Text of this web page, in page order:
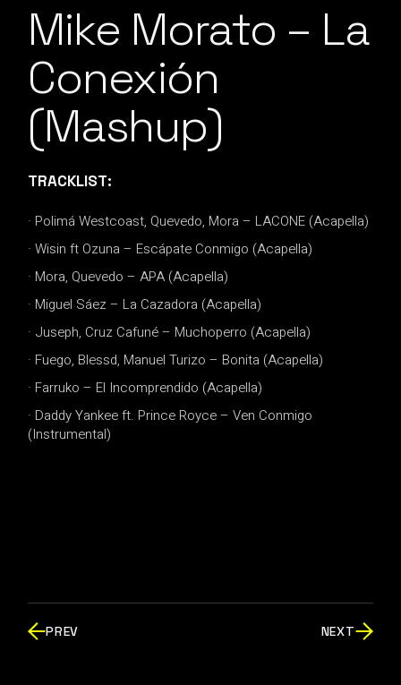
Mike Morato – La
Conexión
(Mashup)
TRACKLIST:
· Polimá Westcoast, Quevedo, Mora – LACONE (Acapella)
· Wisin ft Ozuna – Escápate Conmigo (Acapella)
· Mora, Quevedo – APA (Acapella)
· Miguel Sáez – La Cazadora (Acapella)
· Juseph, Cruz Cafuné – Muchoperro (Acapella)
· Fuego, Blessd, Manuel Turizo – Bonita (Acapella)
· Farruko – El Incomprendido (Acapella)
· Daddy Yankee ft. Prince Royce – Ven Conmigo
(Instrumental)
PREV NEXT